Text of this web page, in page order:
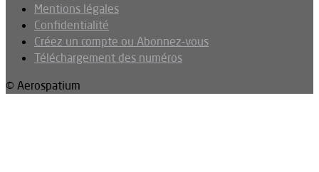
Mentions légales
Confidentialité
Créez un compte ou Abonnez-vous
Téléchargement des numéros
© Aerospatium